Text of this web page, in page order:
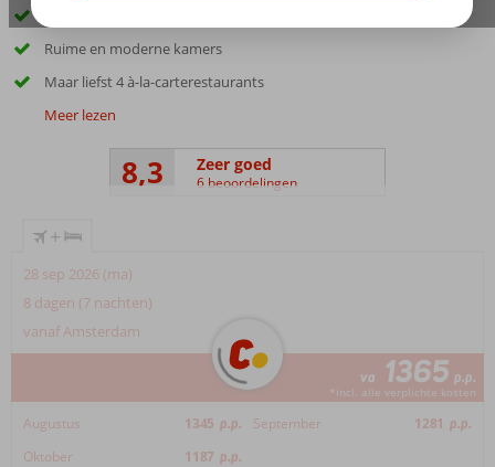
Ruime en moderne kamers
Maar liefst 4 à-la-carterestaurants
Meer lezen
8,3 Zeer goed
6 beoordelingen
+
28 sep 2026 (ma)
8 dagen (7 nachten)
vanaf Amsterdam
va 1365 p.p.
*incl. alle verplichte kosten
Augustus 1345 p.p. September 1281 p.p.
Oktober
1187 p.p.